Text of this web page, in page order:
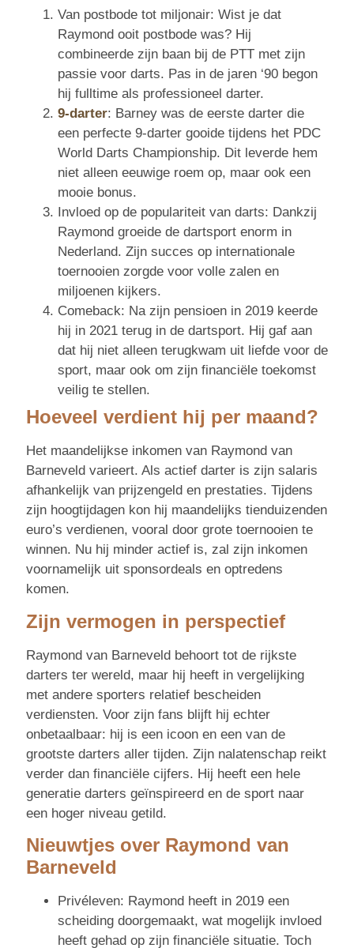
Van postbode tot miljonair: Wist je dat
Raymond ooit postbode was? Hij
combineerde zijn baan bij de PTT met zijn
passie voor darts. Pas in de jaren ‘90 begon
hij fulltime als professioneel darter.
9-darter: Barney was de eerste darter die
een perfecte 9-darter gooide tijdens het PDC
World Darts Championship. Dit leverde hem
niet alleen eeuwige roem op, maar ook een
mooie bonus.
Invloed op de populariteit van darts: Dankzij
Raymond groeide de dartsport enorm in
Nederland. Zijn succes op internationale
toernooien zorgde voor volle zalen en
miljoenen kijkers.
Comeback: Na zijn pensioen in 2019 keerde
hij in 2021 terug in de dartsport. Hij gaf aan
dat hij niet alleen terugkwam uit liefde voor de
sport, maar ook om zijn financiële toekomst
veilig te stellen.
Hoeveel verdient hij per maand?
Het maandelijkse inkomen van Raymond van
Barneveld varieert. Als actief darter is zijn salaris
afhankelijk van prijzengeld en prestaties. Tijdens
zijn hoogtijdagen kon hij maandelijks tienduizenden
euro’s verdienen, vooral door grote toernooien te
winnen. Nu hij minder actief is, zal zijn inkomen
voornamelijk uit sponsordeals en optredens
komen.
Zijn vermogen in perspectief
Raymond van Barneveld behoort tot de rijkste
darters ter wereld, maar hij heeft in vergelijking
met andere sporters relatief bescheiden
verdiensten. Voor zijn fans blijft hij echter
onbetaalbaar: hij is een icoon en een van de
grootste darters aller tijden. Zijn nalatenschap reikt
verder dan financiële cijfers. Hij heeft een hele
generatie darters geïnspireerd en de sport naar
een hoger niveau getild.
Nieuwtjes over Raymond van
Barneveld
Privéleven: Raymond heeft in 2019 een
scheiding doorgemaakt, wat mogelijk invloed
heeft gehad op zijn financiële situatie. Toch